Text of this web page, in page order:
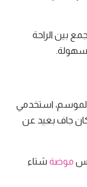
بين الراحة
الموسم، استخدمي
جاف بعيد عن
موضة شتاء